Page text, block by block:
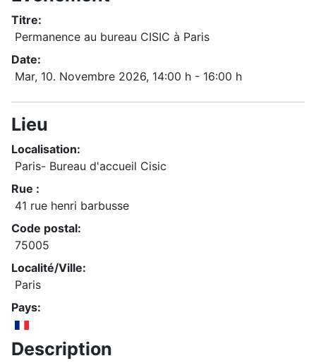
Titre:
Permanence au bureau CISIC à Paris
Date:
Mar, 10. Novembre 2026, 14:00 h - 16:00 h
Lieu
Localisation:
Paris- Bureau d'accueil Cisic
Rue :
41 rue henri barbusse
Code postal:
75005
Localité/Ville:
Paris
Pays:
Description